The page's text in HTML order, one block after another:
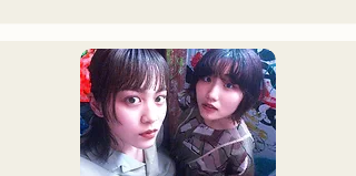
他們的社群媒體瀏覽量超過
350萬，粉絲超過11.9萬！
他們也被選中代表J:COM福
岡、熊本和下關，演唱2024
年第106屆全日本高中棒球